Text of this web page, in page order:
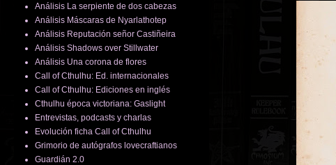
Análisis La serpiente de dos cabezas
Análisis Máscaras de Nyarlathotep
Análisis Reputación señor Castiñeira
Análisis Shadows over Stillwater
Análisis Una corona de flores
Call of Cthulhu: Ed. internacionales
Call of Cthulhu: Ediciones en inglés
Cthulhu época victoriana: Gaslight
Entrevistas, podcasts y charlas
Evolución ficha Call of Cthulhu
Grimorio de autógrafos lovecraftianos
Guardián 2.0